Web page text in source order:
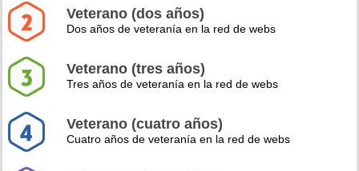
Veterano (dos años)
Dos años de veteranía en la red de webs
Veterano (tres años)
Tres años de veteranía en la red de webs
Veterano (cuatro años)
Cuatro años de veteranía en la red de webs